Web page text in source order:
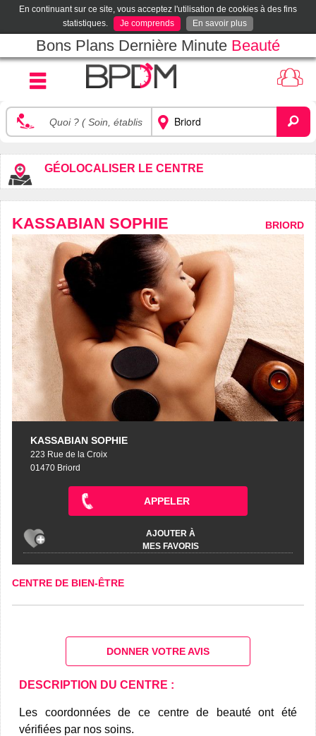
En continuant sur ce site, vous acceptez l'utilisation de cookies à des fins
statistiques.
Je comprends En savoir plus
Bons Plans Dernière Minute Beauté
GÉOLOCALISER LE CENTRE
KASSABIAN SOPHIE BRIORD
KASSABIAN SOPHIE
223 Rue de la Croix
01470 Briord
APPELER
AJOUTER À
MES FAVORIS
CENTRE DE BIEN-ÊTRE
DONNER VOTRE AVIS
DESCRIPTION DU CENTRE :
Les coordonnées de ce centre de beauté ont été
vérifiées par nos soins.